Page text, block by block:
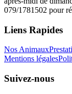
079/1781502 pour
Liens Rapides
Nos Animaux
Mentions légales
Suivez-nous